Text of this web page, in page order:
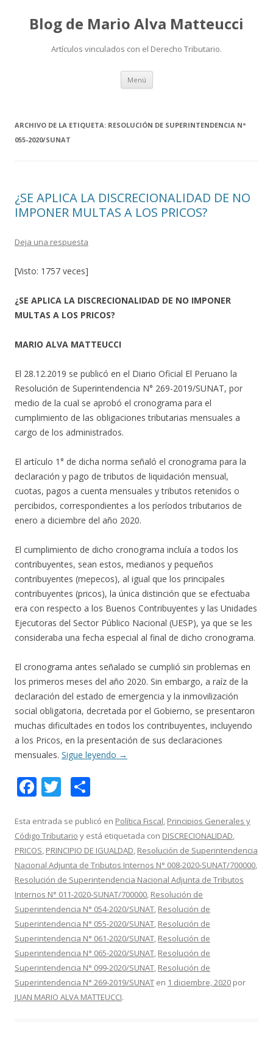
Blog de Mario Alva Matteucci
Artículos vinculados con el Derecho Tributario.
Menú Ir
contenido
ARCHIVO DE LA ETIQUETA: RESOLUCIÓN DE SUPERINTENDENCIA N°
055-2020/SUNAT
¿SE APLICA LA DISCRECIONALIDAD DE NO
IMPONER MULTAS A LOS PRICOS?
Deja una respuesta
[Visto: 1757 veces]
¿SE APLICA LA DISCRECIONALIDAD DE NO IMPONER
MULTAS A LOS PRICOS?
MARIO ALVA MATTEUCCI
El 28.12.2019 se publicó en el Diario Oficial El Peruano la
Resolución de Superintendencia N° 269-2019/SUNAT, por
medio de la cual se aprobó el cronograma para el
cumplimiento de las obligaciones tributarias mensuales a
cargo de los administrados.
El artículo 1° de dicha norma señaló el cronograma para la
declaración y pago de tributos de liquidación mensual,
cuotas, pagos a cuenta mensuales y tributos retenidos o
percibidos, correspondientes a los períodos tributarios de
enero a diciembre del año 2020.
El cumplimiento de dicho cronograma incluía a todos los
contribuyentes, sean estos, medianos y pequeños
contribuyentes (mepecos), al igual que los principales
contribuyentes (pricos), la única distinción que se efectuaba
era con respecto a los Buenos Contribuyentes y las Unidades
Ejecutoras del Sector Público Nacional (UESP), ya que se les
consideraba una fecha especial al final de dicho cronograma.
El cronograma antes señalado se cumplió sin problemas en
los primeros meses del año 2020. Sin embargo, a raíz de la
declaración del estado de emergencia y la inmovilización
social obligatoria, decretada por el Gobierno, se presentaron
muchas dificultades en todos los contribuyentes, incluyendo
a los Pricos, en la presentación de sus declaraciones
mensuales. Sigue leyendo →
F
e
b
o
o
k
T
itt
er
m
p
ar
ti
r
Esta entrada se publicó en Política Fiscal, Principios Generales y
Código Tributario y está etiquetada con DISCRECIONALIDAD,
PRICOS, PRINCIPIO DE IGUALDAD, Resolución de Superintendencia
Nacional Adjunta de Tributos Internos N° 008-2020-SUNAT/700000,
Resolución de Superintendencia Nacional Adjunta de Tributos
Internos N° 011-2020-SUNAT/700000, Resolución de
Superintendencia N° 054-2020/SUNAT, Resolución de
Superintendencia N° 055-2020/SUNAT, Resolución de
Superintendencia N° 061-2020/SUNAT, Resolución de
Superintendencia N° 065-2020/SUNAT, Resolución de
Superintendencia N° 099-2020/SUNAT, Resolución de
Superintendencia N° 269-2019/SUNAT en 1 diciembre, 2020 por
JUAN MARIO ALVA MATTEUCCI.